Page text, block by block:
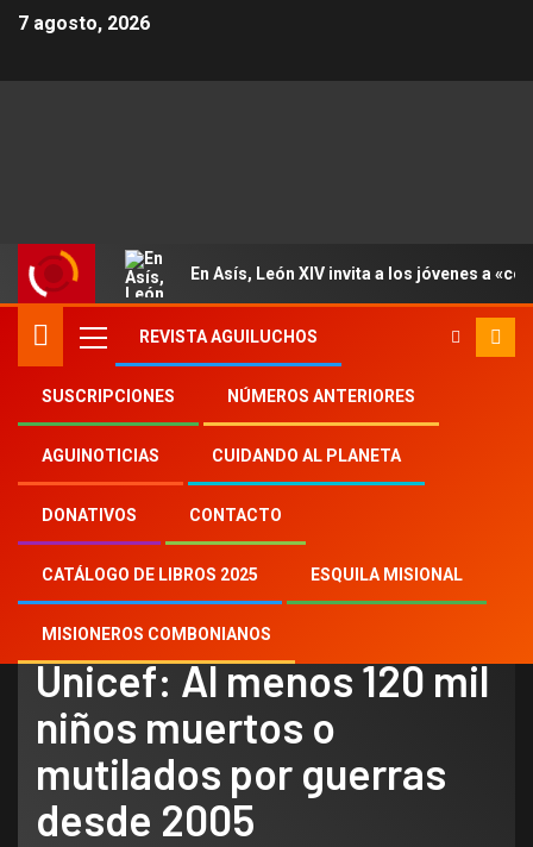
7 agosto, 2026
En Asís, León XIV invita a los jóvenes a
REVISTA AGUILUCHOS
SUSCRIPCIONES NÚMEROS ANTERIORES
AGUINOTICIAS CUIDANDO AL PLANETA
DONATIVOS CONTACTO
CATÁLOGO DE LIBROS 2025 ESQUILA MISIONAL
MISIONEROS COMBONIANOS
Inicio 2023
9
Unicef: Al menos 120 mil niños muertos o
mutilados por guerras desde 2005
NOTICIAS
Unicef: Al menos 120 mil
niños muertos o
mutilados por guerras
desde 2005